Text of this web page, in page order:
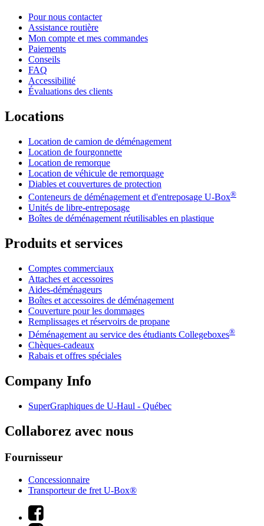
Pour nous contacter
Assistance routière
Mon compte et mes commandes
Paiements
Conseils
FAQ
Accessibilité
Évaluations des clients
Locations
Location de camion de déménagement
Location de fourgonnette
Location de remorque
Location de véhicule de remorquage
Diables et couvertures de protection
Conteneurs de déménagement et d'entreposage U-Box®
Unités de libre-entreposage
Boîtes de déménagement réutilisables en plastique
Produits et services
Comptes commerciaux
Attaches et accessoires
Aides-déménageurs
Boîtes et accessoires de déménagement
Couverture pour les dommages
Remplissages et réservoirs de propane
Déménagement au service des étudiants Collegeboxes®
Chèques-cadeaux
Rabais et offres spéciales
Company Info
SuperGraphiques de U-Haul - Québec
Collaborez avec nous
Fournisseur
Concessionnaire
Transporteur de fret U-Box®